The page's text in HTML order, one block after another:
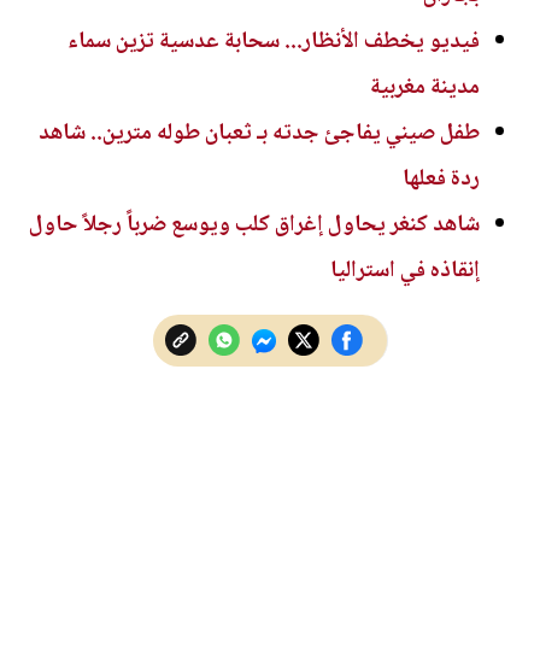
فيديو يخطف الأنظار... سحابة عدسية تزين سماء
مدينة مغربية
طفل صيني يفاجئ جدته بـ ثعبان طوله مترين.. شاهد
ردة فعلها
شاهد كنغر يحاول إغراق كلب ويوسع ضرباً رجلاً حاول
إنقاذه في استراليا